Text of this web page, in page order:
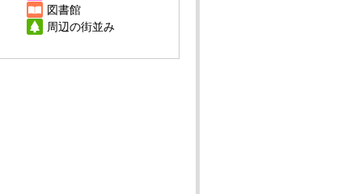
図書館
周辺の街並み